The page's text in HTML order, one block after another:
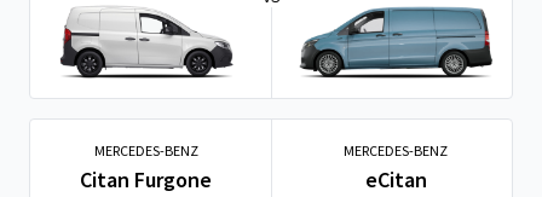
MERCEDES-BENZ
Citan Furgone
MERCEDES-BENZ
eCitan